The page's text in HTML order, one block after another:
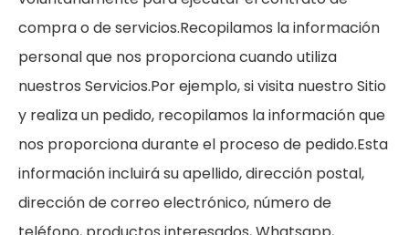
compra o de servicios.Recopilamos la información
personal que nos proporciona cuando utiliza
nuestros Servicios.Por ejemplo, si visita nuestro Sitio
y realiza un pedido, recopilamos la información que
nos proporciona durante el proceso de pedido.Esta
información incluirá su apellido, dirección postal,
dirección de correo electrónico, número de